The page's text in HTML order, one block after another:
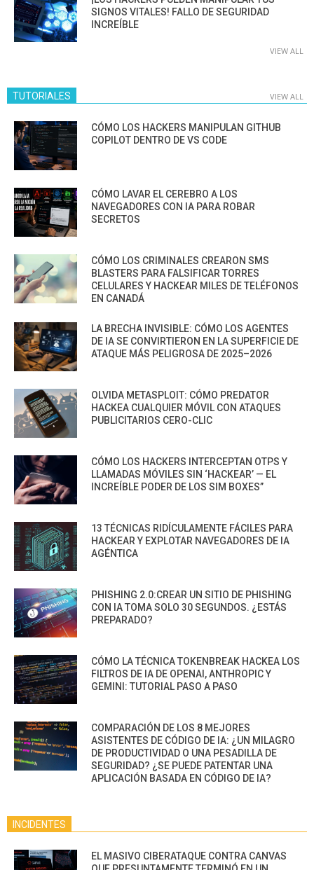
SIGNOS VITALES! FALLO DE SEGURIDAD
INCREÍBLE
VIEW ALL
TUTORIALES VIEW ALL
CÓMO LOS HACKERS MANIPULAN GITHUB
COPILOT DENTRO DE VS CODE
CÓMO LAVAR EL CEREBRO A LOS
NAVEGADORES CON IA PARA ROBAR
SECRETOS
CÓMO LOS CRIMINALES CREARON SMS
BLASTERS PARA FALSIFICAR TORRES
CELULARES Y HACKEAR MILES DE TELÉFONOS
EN CANADÁ
LA BRECHA INVISIBLE: CÓMO LOS AGENTES
DE IA SE CONVIRTIERON EN LA SUPERFICIE DE
ATAQUE MÁS PELIGROSA DE 2025–2026
OLVIDA METASPLOIT: CÓMO PREDATOR
HACKEA CUALQUIER MÓVIL CON ATAQUES
PUBLICITARIOS CERO-CLIC
CÓMO LOS HACKERS INTERCEPTAN OTPS Y
LLAMADAS MÓVILES SIN ‘HACKEAR’ — EL
INCREÍBLE PODER DE LOS SIM BOXES”
13 TÉCNICAS RIDÍCULAMENTE FÁCILES PARA
HACKEAR Y EXPLOTAR NAVEGADORES DE IA
AGÉNTICA
PHISHING 2.0:CREAR UN SITIO DE PHISHING
CON IA TOMA SOLO 30 SEGUNDOS. ¿ESTÁS
PREPARADO?
CÓMO LA TÉCNICA TOKENBREAK HACKEA LOS
FILTROS DE IA DE OPENAI, ANTHROPIC Y
GEMINI: TUTORIAL PASO A PASO
COMPARACIÓN DE LOS 8 MEJORES
ASISTENTES DE CÓDIGO DE IA: ¿UN MILAGRO
DE PRODUCTIVIDAD O UNA PESADILLA DE
SEGURIDAD? ¿SE PUEDE PATENTAR UNA
APLICACIÓN BASADA EN CÓDIGO DE IA?
INCIDENTES
EL MASIVO CIBERATAQUE CONTRA CANVAS